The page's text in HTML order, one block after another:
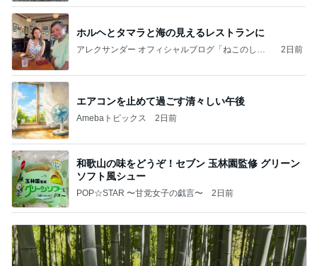
ホルヘとタマラと海の見えるレストランに
アレクサンダー オフィシャルブログ「ねこのしっ
2日前
エアコンを止めて過ごす清々しい午後
Amebaトピックス 2日前
和歌山の味をどうぞ！セブン 玉林園監修 グリーン
ソフト風シュー
POP☆STAR 〜甘党女子の戯言〜 2日前